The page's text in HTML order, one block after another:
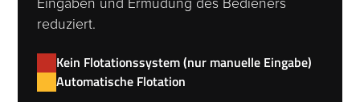
Eingaben und Ermüdung des Bedieners
reduziert.
Kein Flotationssystem (nur manuelle Eingabe)
Automatische Flotation